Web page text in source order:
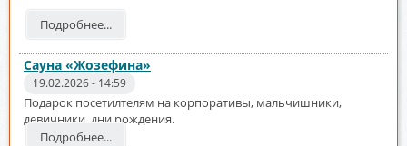
Подробнее...
Сауна «Жозефина»
19.02.2026 - 14:59
Подарок посетилтелям на корпоративы, мальчишники,
девичники, дни рождения.
Подробнее...